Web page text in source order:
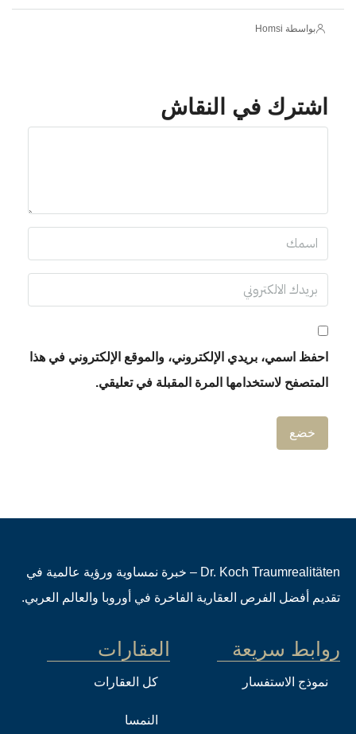
بواسطة Homsi
اشترك في النقاش
احفظ اسمي، بريدي الإلكتروني، والموقع الإلكتروني في هذا
المتصفح لاستخدامها المرة المقبلة في تعليقي.
Dr. Koch Traumrealitäten – خبرة نمساوية ورؤية عالمية في
تقديم أفضل الفرص العقارية الفاخرة في أوروبا والعالم العربي.
روابط سريعة
نموذج الاستفسار
العقارات
كل العقارات
النمسا